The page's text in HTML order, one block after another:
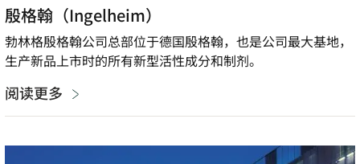
殷格翰（Ingelheim）
勃林格殷格翰公司总部位于德国殷格翰，也是公司最大基地，
生产新品上市时的所有新型活性成分和制剂。
阅读更多